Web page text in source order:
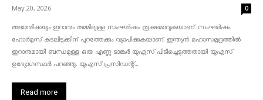
May 20, 2026 0
അമേരിക്കയും ഇറാനും തമ്മിലുള്ള സംഘർഷം രൂക്ഷമാവുകയാണ്. സംഘർഷം
ഹോർമുസ് കടലിടുക്കിന് പുറത്തേക്കും വ്യാപിക്കുകയാണ്. ഇന്ത്യൻ മഹാസമുദ്രത്തിൽ
ഇറാനുമായി ബന്ധമുള്ള ഒരു എണ്ണ ടാങ്കർ യുഎസ് പിടിച്ചെടുത്തതായി യുഎസ്
ഉദ്യോഗസ്ഥർ പറഞ്ഞു. യുഎസ് പ്രസിഡന്റ്...
Read more